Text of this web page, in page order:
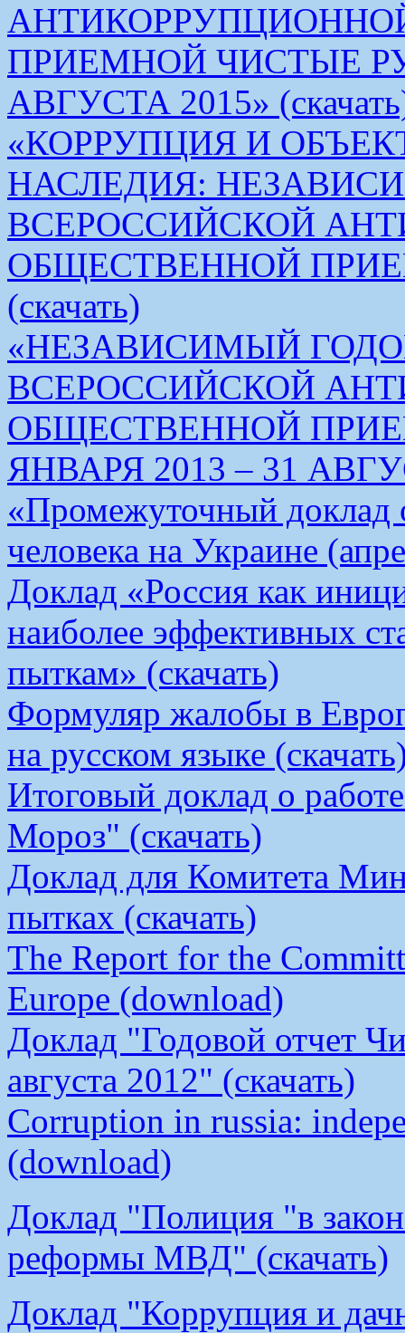
ПРИЕМНОЙ ЧИСТЫЕ
АВГУСТА 2015»
«КОРРУПЦИЯ И
НАСЛЕДИЯ:
ВСЕРОССИЙСКОЙ
ОБЩЕСТВЕННОЙ
(скачать)
«НЕЗАВИСИМЫЙ
ВСЕРОССИЙСКОЙ
ОБЩЕСТВЕННОЙ
ЯНВАРЯ 2013 – 31
«Промежуточный доклад
человека на Украине
Доклад «Россия как
наиболее эффективных
пыткам» (скачать)
Формуляр жалобы в
на русском языке
Итоговый доклад о
Мороз" (скачать)
Доклад для Комитета
пытках (скачать)
The Report for the
Europe (download)
Доклад "Годовой отчет
августа 2012" (скачать)
Corruption in russia:
(download)
Доклад "Полиция "в
реформы МВД" (скачать)
Доклад "Коррупция и